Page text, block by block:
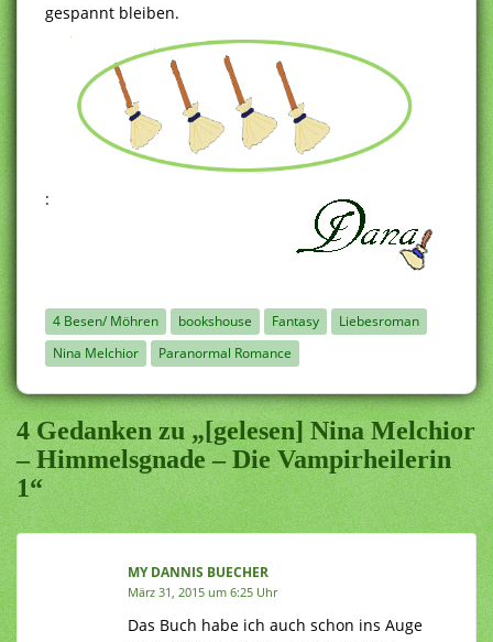
gespannt bleiben.
:
4 Besen/ Möhren bookshouse Fantasy
Liebesroman
Nina Melchior
Paranormal Romance
4 Gedanken zu „[gelesen] Nina Melchior
– Himmelsgnade – Die Vampirheilerin
1“
MY DANNIS BUECHER
März 31, 2015 um 6:25 Uhr
Das Buch habe ich auch schon ins Auge